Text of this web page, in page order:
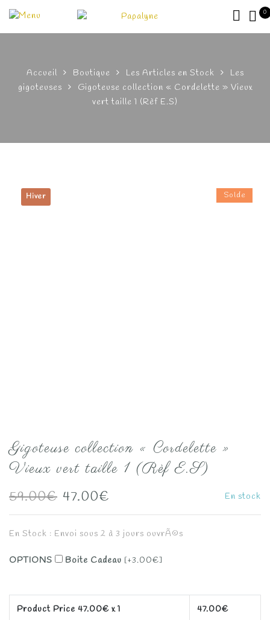
0
Accueil Boutique Les Articles en Stock
Les
gigoteuses
Gigoteuse collection « Cordelette » Vieux
vert taille 1 (Rèf E.S)
Solde
Hiver
Gigoteuse collection « Cordelette »
Vieux vert taille 1 (Rèf E.S)
59.00€ Le
prix
initial
était :
47.00€
prix
actuel
est :
En stock
En Stock : Envoi sous 2 à 3 jours ouvrÃ©s
OPTIONS Boite Cadeau [+3.00€]
Product Price 47.00€ x 1 47.00€